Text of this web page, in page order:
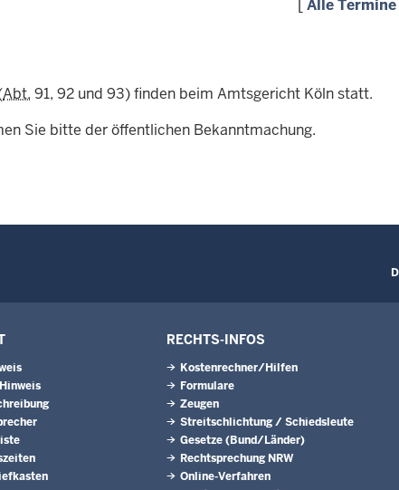
[Alle
Abt. 91, 92 und 93) finden beim Amtsgericht Köln statt.
Sie bitte der öffentlichen Bekanntmachung.
RECHTS-INFOS
Kostenrechner/Hilfen
Formulare
Zeugen
Streitschlichtung / Schiedsleute
Gesetze (Bund/Länder)
Rechtsprechung NRW
Online-Verfahren